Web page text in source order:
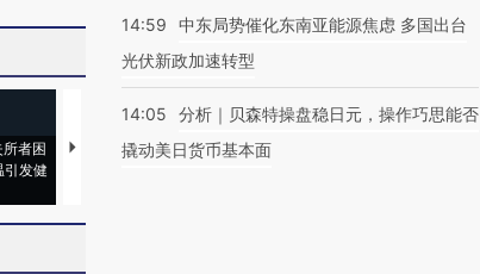
者困
引发健
视线｜HYROX的吸金
马航飞行员跨国走私7万
14:59
中东局势催化东南亚能源焦虑 多国出台
光伏新政加速转型
14:05
分析｜贝森特操盘稳日元，操作巧思能否
撬动美日货币基本面